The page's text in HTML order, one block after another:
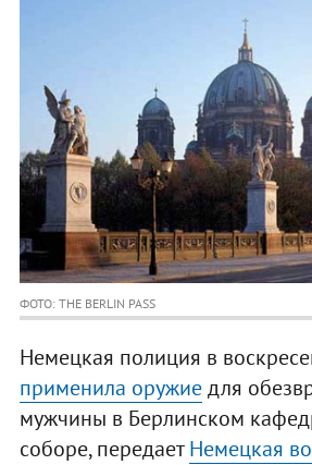
ФОТО: THE BERLIN PASS
Немецкая полиция в
применила оружиедля
мужчины в Берлинском
соборе, передаетНемецкая